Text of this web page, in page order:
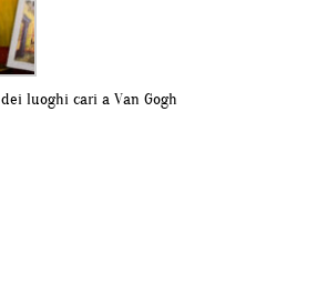
luoghi cari a Van Gogh